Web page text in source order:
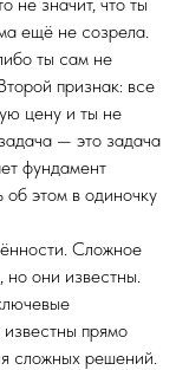
ещё не созрела.
ты сам не
признак: все
цену и ты не
— это задача
фундамент
об этом в одиночку
Сложное
они известны.
прямо
сложных решений.